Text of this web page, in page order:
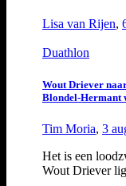
Lisa van Rijen,
Duathlon
Wout Driever
Blondel-Hermant
Tim Moria, 3
Het is een
Wout Driever